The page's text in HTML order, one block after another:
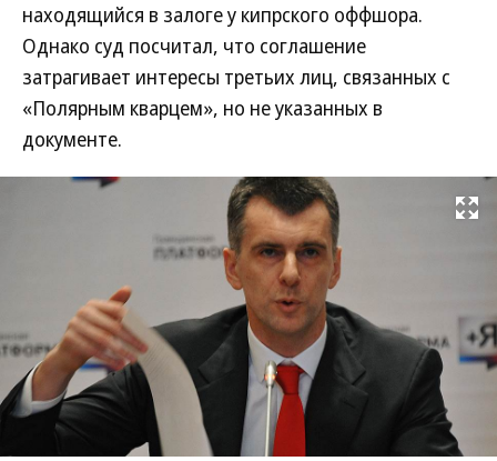
находящийся в залоге у кипрского оффшора.
Однако суд посчитал, что соглашение
затрагивает интересы третьих лиц, связанных с
«Полярным кварцем», но не указанных в
документе.
Развернуть